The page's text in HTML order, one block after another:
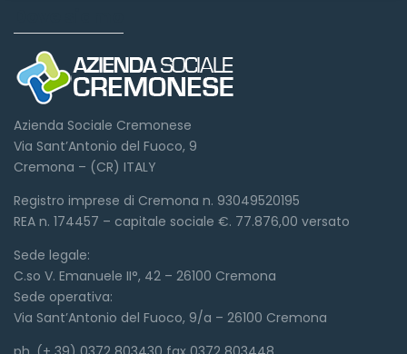
Azienda Sociale Cremonese
Via Sant’Antonio del Fuoco, 9
Cremona – (CR) ITALY
Registro imprese di Cremona n. 93049520195
REA n. 174457 – capitale sociale €. 77.876,00 versato
Sede legale:
C.so V. Emanuele II°, 42 – 26100 Cremona
Sede operativa:
Via Sant’Antonio del Fuoco, 9/a – 26100 Cremona